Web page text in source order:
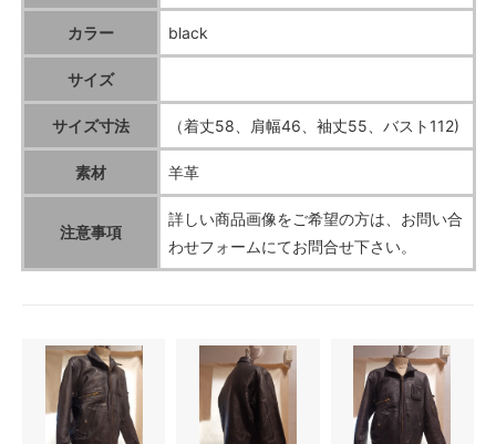
カラー black
サイズ
サイズ寸法 （着丈58、肩幅46、袖丈55、バスト112)
素材 羊革
注意事項
詳しい商品画像をご希望の方は、お問い合
わせフォームにてお問合せ下さい。